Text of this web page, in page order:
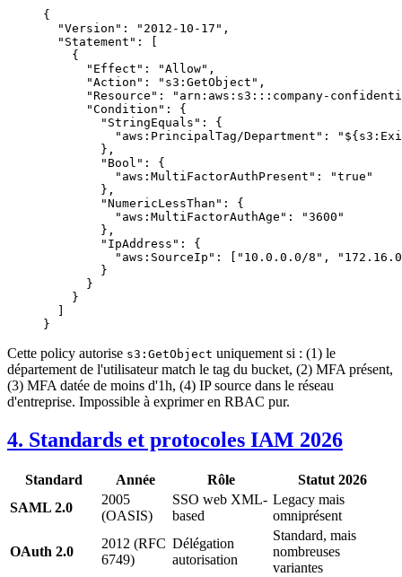
{
  "Version"
: "2012-10-17" ,
  "Statement"
: [
    {
      "Effect"
: "Allow" ,
      "Action"
: "s3:GetObject" ,
      "Resource"
:
"arn:aws:s3:::company-
      "Condition"
: {
        "StringEquals"
: {
          "aws:PrincipalTag/Department"
:
        },
        "Bool"
: {
          "aws:MultiFactorAuthPresent"
:
"true"
        },
        "NumericLessThan"
: {
          "aws:MultiFactorAuthAge"
:
"3600"
        },
        "IpAddress"
: {
          "aws:SourceIp"
: [ "10.0.0.0/8" ,
        }
      }
    }
  ]
}
Cette policy autorise s3:GetObject uniquement si : (1) le
département de l'utilisateur match le tag du bucket, (2) MFA présent,
(3) MFA datée de moins d'1h, (4) IP source dans le réseau
d'entreprise. Impossible à exprimer en RBAC pur.
4. Standards et protocoles IAM 2026
Standard Année Rôle
Statut 2026
SAML 2.0
2005
(OASIS)
SSO web XML-
based
Legacy mais
omniprésent
OAuth 2.0
2012 (RFC
6749)
Délégation
autorisation
Standard, mais
nombreuses
variantes